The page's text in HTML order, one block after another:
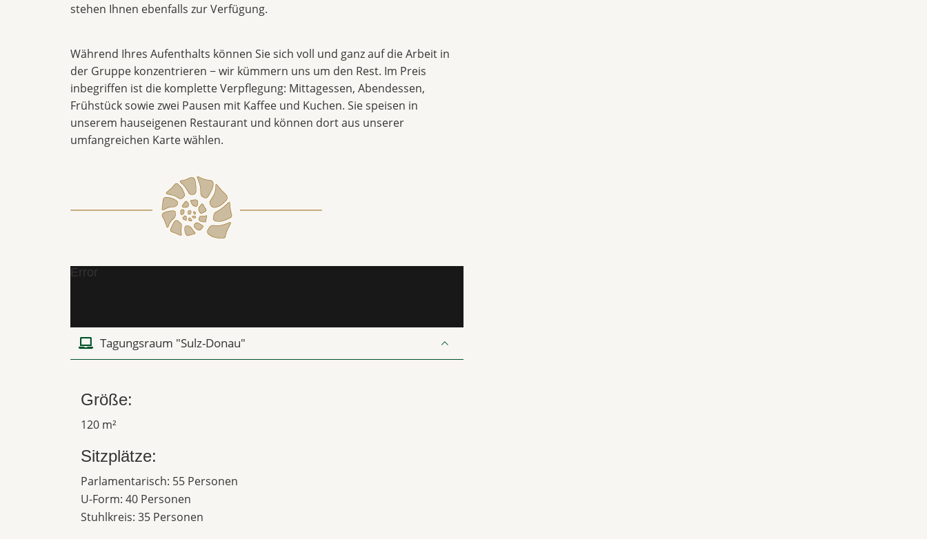
stehen Ihnen ebenfalls zur Verfügung.
Während Ihres Aufenthalts können Sie sich voll und ganz auf die Arbeit in
der Gruppe konzentrieren − wir kümmern uns um den Rest. Im Preis
inbegriffen ist die komplette Verpflegung: Mittagessen, Abendessen,
Frühstück sowie zwei Pausen mit Kaffee und Kuchen. Sie speisen in
unserem hauseigenen Restaurant und können dort aus unserer
umfangreichen Karte wählen.
Error
Tagungsraum "Sulz-Donau"
Größe:
120 m²
Sitzplätze:
Parlamentarisch: 55 Personen
U-Form: 40 Personen
Stuhlkreis: 35 Personen